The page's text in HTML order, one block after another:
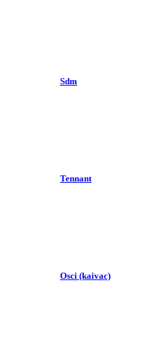
Sdm
Tennant
Osci (kaivac)